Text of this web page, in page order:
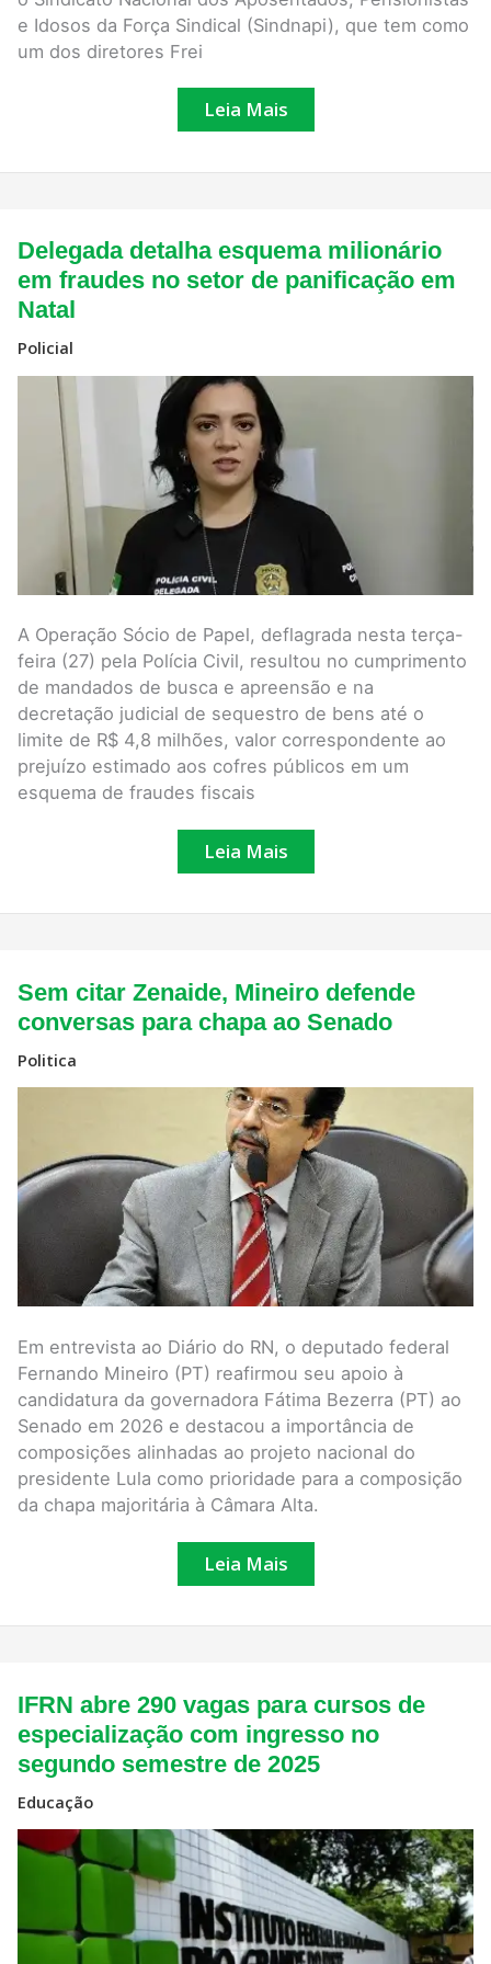
e Idosos da Força Sindical (Sindnapi), que tem como
um dos diretores Frei
Leia Mais
Delegada detalha esquema milionário
em fraudes no setor de panificação em
Natal
Policial
A Operação Sócio de Papel, deflagrada nesta terça-
feira (27) pela Polícia Civil, resultou no cumprimento
de mandados de busca e apreensão e na
decretação judicial de sequestro de bens até o
limite de R$ 4,8 milhões, valor correspondente ao
prejuízo estimado aos cofres públicos em um
esquema de fraudes fiscais
Delegada
detalha
esquema
milionário
de
panificação
em
Natal
Leia Mais
Sem citar Zenaide, Mineiro defende
conversas para chapa ao Senado
Politica
Em entrevista ao Diário do RN, o deputado federal
Fernando Mineiro (PT) reafirmou seu apoio à
candidatura da governadora Fátima Bezerra (PT) ao
Senado em 2026 e destacou a importância de
composições alinhadas ao projeto nacional do
presidente Lula como prioridade para a composição
da chapa majoritária à Câmara Alta.
Sem
citar
Zenaide,
Mineiro
para
chapa
Senado
Leia Mais
IFRN abre 290 vagas para cursos de
especialização com ingresso no
segundo semestre de 2025
Educação
IFRN
abre
290
vagas
para
com
ingresso
no
segundo
semestre
de
2025